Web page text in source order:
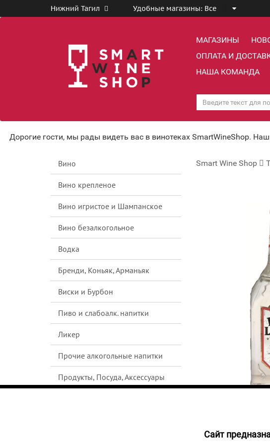
Нижний Тагил Удобные магазины: Все
МАГАЗИНЫ
ОПЛАТА И
НАША КОМАНДА
Дорогие гости, мы рады видеть вас в винотеках SmartWineShop.
Вино
Вино крепленое
Вино игристое и Шампанское
Вино безалкогольное
Водка
Бренди, Коньяк, Арманьяк
Виски и Бурбон
Пиво и слабоалк. напитки
Ликер
Прочие алкогольные напитки
Продукты, Посуда, Аксессуары
Smart Wine Shop
НЕТ В НАЛИЧИИ
Cайт